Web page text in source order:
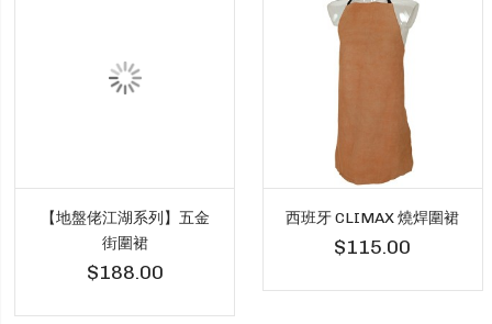
【地盤佬江湖系列】五金
街圍裙
$188.00
西班牙 CLIMAX 燒焊圍裙
$115.00